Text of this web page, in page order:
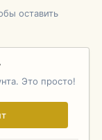
оставить
Это просто!